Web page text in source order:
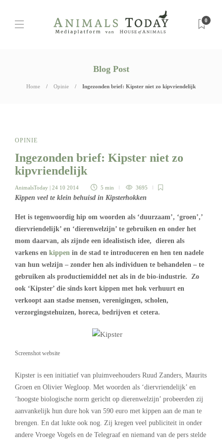
0
Blog Post
Home Opinie Ingezonden brief: Kipster niet zo kipvriendelijk
OPINIE
Ingezonden brief: Kipster niet zo
kipvriendelijk
AnimalsToday | 24 10 2014 5 min 3695
Kippen veel te klein behuisd in Kipsterhokken
Het is tegenwoordig hip om woorden als ‘duurzaam’, ‘groen’,’
diervriendelijk’ en ‘dierenwelzijn’ te gebruiken en onder het
mom daarvan, als zijnde een idealistisch idee, dieren als
varkens en kippen in de stad te introduceren en hen ten nadele
van hun welzijn – zonder hen als individuen te behandelen – te
gebruiken als productiemiddel net als in de bio-industrie. Zo
ook ‘Kipster’ die sinds kort kippen met hok verhuurt en
verkoopt aan stadse mensen, verenigingen, scholen,
verzorgingstehuizen, horeca, bedrijven et cetera.
Screenshot website
Kipster is een initiatief van pluimveehouders Ruud Zanders, Maurits
Groen en Olivier Wegloop. Met woorden als ‘diervriendelijk’ en
‘hoogste biologische norm gericht op dierenwelzijn’ probeerden zij
aanvankelijk hun dure hok van 590 euro met kippen aan de man te
brengen. En dat lukte ook nog. Zij kregen veel publiciteit in onder
andere Vroege Vogels en de Telegraaf en niemand van de pers stelde